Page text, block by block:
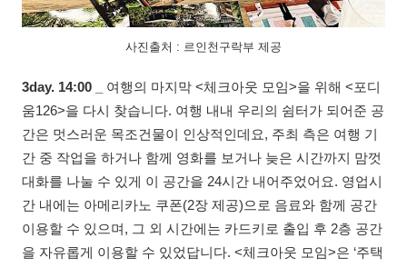
사진출처 : 르인천구락부 제공
3day. 14:00 _
여행의 마지막 <체크아웃 모임>을 위해 <포디
움126>을 다시 찾습니다. 여행 내내 우리의 쉼터가 되어준 공
간은 멋스러운 목조건물이 인상적인데요, 주최 측은 여행 기
간 중 작업을 하거나 함께 영화를 보거나 늦은 시간까지 맘껏
대화를 나눌 수 있게 이 공간을 24시간 내어주었어요. 영업시
간 내에는 아메리카노 쿠폰(2장 제공)으로 음료와 함께 공간
이용할 수 있으며, 그 외 시간에는 카드키로 출입 후 2층 공간
을 자유롭게 이용할 수 있었답니다. <체크아웃 모임>은 ‘주택